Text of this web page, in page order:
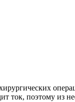
ток, поэтому из